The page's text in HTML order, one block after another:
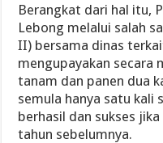
Berangkat dari hal itu,
Lebong melalui salah
II) bersama dinas
mengupayakan secara
tanam dan panen dua
semula hanya satu kali
berhasil dan sukses
tahun sebelumnya.